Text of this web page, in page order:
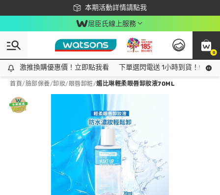
本期活動詳情請點我
下載app最高回饋$350
屈臣氏線上服務
0
激推換購優惠價！立即點我看
激推換購優惠價！立即點我看 下單選閃電送 1小時到貨！領神
首頁/臉部保養/卸妝/ 眼唇卸粧/媚比琳輕柔眼唇卸妝液70ML